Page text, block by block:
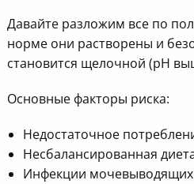
Давайте разложим все по
норме они растворены и
становится щелочной (рН
Основные факторы риска:
Недостаточное
Несбалансированная
Инфекции мочевыводящих